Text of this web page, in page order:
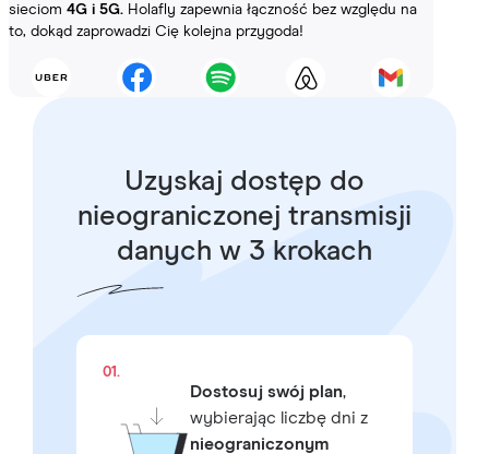
sieciom 4G i 5G. Holafly zapewnia łączność bez względu na
to, dokąd zaprowadzi Cię kolejna przygoda!
Uzyskaj dostęp do
nieograniczonej transmisji
danych w 3 krokach
01.
Dostosuj swój plan,
wybierając liczbę dni z
nieograniczonym